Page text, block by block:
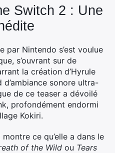
Switch 2 : Une
par Nintendo s’est voulue
s’ouvrant sur de
la création d’Hyrule
d’ambiance sonore ultra-
de ce teaser a dévoilé
profondément endormi
Kokiri.
ce qu’elle a dans le
of the Wild ou Tears